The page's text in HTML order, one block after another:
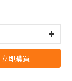
立即購買